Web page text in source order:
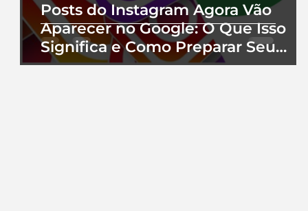
Posts do Instagram Agora Vão
Aparecer no Google: O Que Isso
Significa e Como Preparar Seu
Perfil